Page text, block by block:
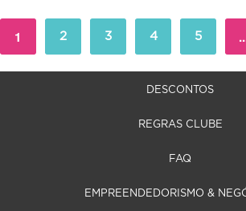
1 2 3 4 5
DESCONTOS
REGRAS CLUBE
FAQ
EMPREENDEDORISMO &